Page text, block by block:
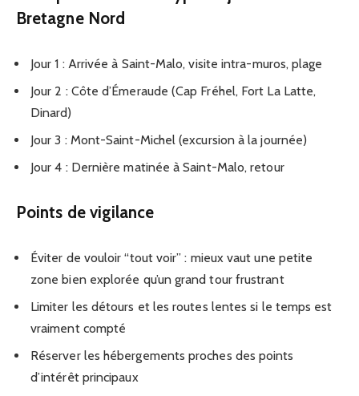
Bretagne Nord
Jour 1 : Arrivée à Saint-Malo, visite intra-muros, plage
Jour 2 : Côte d’Émeraude (Cap Fréhel, Fort La Latte,
Dinard)
Jour 3 : Mont-Saint-Michel (excursion à la journée)
Jour 4 : Dernière matinée à Saint-Malo, retour
Points de vigilance
Éviter de vouloir “tout voir” : mieux vaut une petite
zone bien explorée qu’un grand tour frustrant
Limiter les détours et les routes lentes si le temps est
vraiment compté
Réserver les hébergements proches des points
d’intérêt principaux